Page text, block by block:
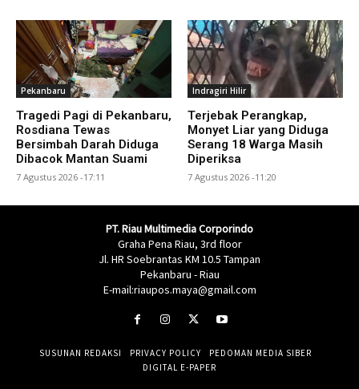
Pekanbaru
Tragedi Pagi di Pekanbaru,
Rosdiana Tewas
Bersimbah Darah Diduga
Dibacok Mantan Suami
7 Agustus 2026 -17:11
Indragiri Hilir
Terjebak Perangkap,
Monyet Liar yang Diduga
Serang 18 Warga Masih
Diperiksa
7 Agustus 2026 -11:20
PT. Riau Multimedia Corporindo
Graha Pena Riau, 3rd floor
Jl. HR Soebrantas KM 10.5 Tampan
Pekanbaru - Riau
E-mail:riaupos.maya@gmail.com
SUSUNAN REDAKSI PRIVACY POLICY
PEDOMAN MEDIA SIBER
DIGITAL E-PAPER